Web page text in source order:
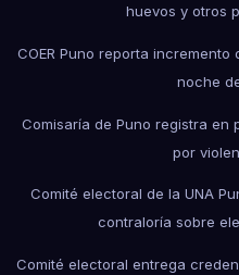
huevos y otros
COER Puno reporta
noche
Comisaría de Puno registra en
por
Comité electoral de la UNA
contraloría sobre
Comité electoral entrega